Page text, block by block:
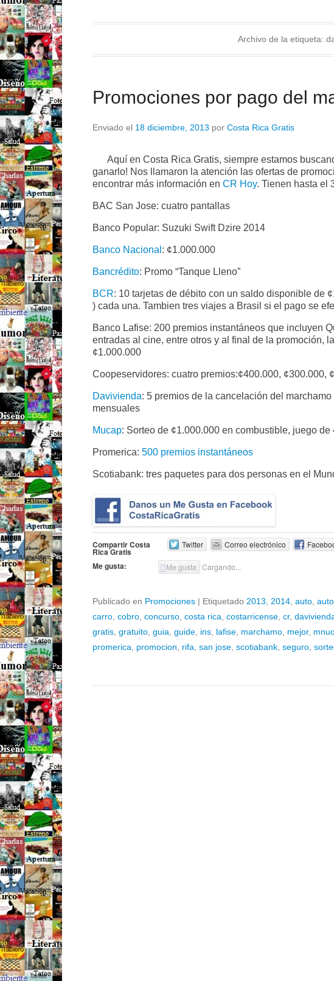
Archivo de la etiqueta:
Promociones por pago del
Enviado el 18 diciembre, 2013 por Costa Rica Gratis
Aquí en Costa Rica Gratis, siempre estamos
ganarlo! Nos llamaron la atención las ofertas de
encontrar más información en CR Hoy. Tienen hasta el
BAC San Jose: cuatro pantallas
Banco Popular: Suzuki Swift Dzire 2014
Banco Nacional : ¢1.000.000
Bancrédito: Promo “Tanque Lleno”
BCR: 10 tarjetas de débito con un saldo disponible de
) cada una. Tambien tres viajes a Brasil si el pago se
Banco Lafise: 200 premios instantáneos que incluyen
entradas al cine, entre otros y al final de la promoción,
¢1.000.000
Coopeservidores: cuatro premios:¢400.000, ¢300.000,
Davivienda: 5 premios de la cancelación del
mensuales
Mucap: Sorteo de ¢1.000.000 en combustible, juego de
Promerica: 500 premios instantáneos
Scotiabank: tres paquetes para dos personas en el
Compartir Costa
Rica Gratis
Twitter Correo electrónico
Me gusta: Me gusta Cargando...
Publicado en Promociones | Etiquetado 2013 2014 auto
carro cobro concurso costa rica costarricense cr,
gratis gratuito guia guide ins lafise marchamo mejor,
promerica
promocion rifa san jose scotiabank seguro